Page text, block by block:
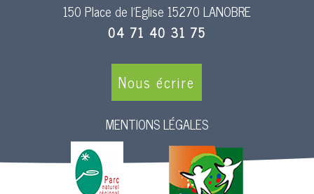
150 Place de l’Eglise 15270 LANOBRE
04 71 40 31 75
Nous écrire
MENTIONS LÉGALES